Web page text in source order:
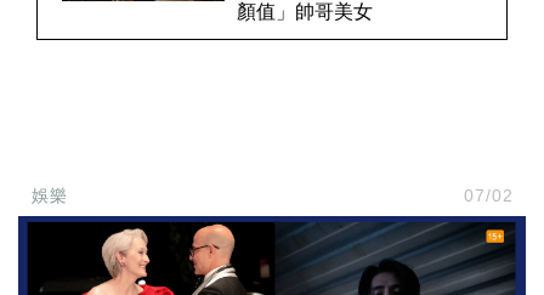
顏值」帥哥美女
娛樂 07/02